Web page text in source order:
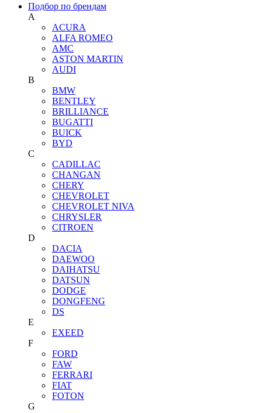
Подбор по брендам
A
ACURA
ALFA ROMEO
AMC
ASTON MARTIN
AUDI
B
BMW
BENTLEY
BRILLIANCE
BUGATTI
BUICK
BYD
C
CADILLAC
CHANGAN
CHERY
CHEVROLET
CHEVROLET NIVA
CHRYSLER
CITROEN
D
DACIA
DAEWOO
DAIHATSU
DATSUN
DODGE
DONGFENG
DS
E
EXEED
F
FORD
FAW
FERRARI
FIAT
FOTON
G